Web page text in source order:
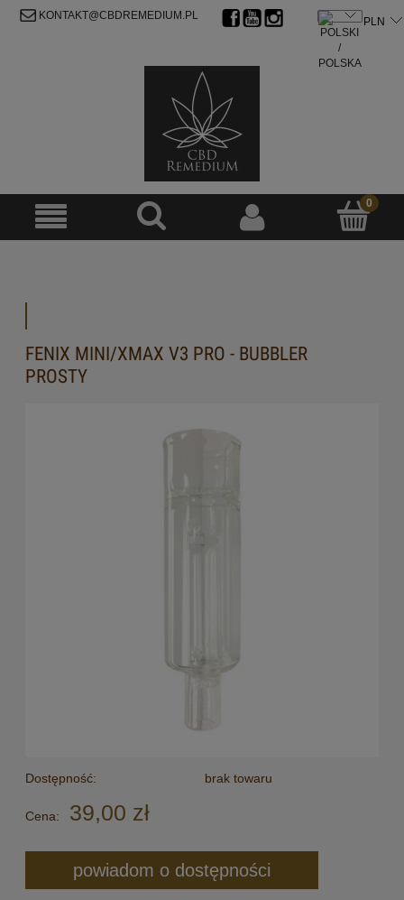
KONTAKT@CBDREMEDIUM.PL
FENIX MINI/XMAX V3 PRO - BUBBLER
PROSTY
Dostępność: brak towaru
Cena: 39,00 zł
powiadom o dostępności